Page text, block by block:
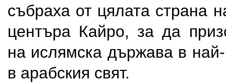
събраха от цялата страна
центъра Кайро, за да
на ислямска държава в
в арабския свят.